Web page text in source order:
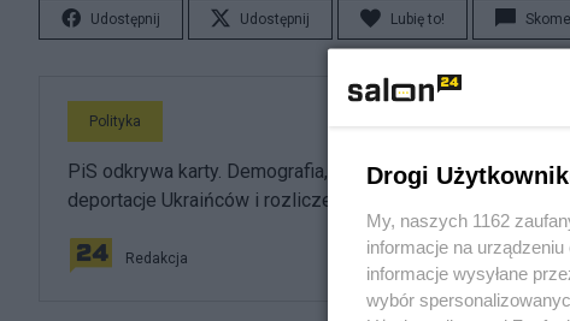
Udostępnij Udostępnij Lubię to!
Polityka
PiS odkrywa karty. Demografia, mieszkania, ETS,
deportacje Ukraińców i rozliczenia
Redakcja
Drogi
My, naszych 1162
informacje na
informacje wysyłane
wybór